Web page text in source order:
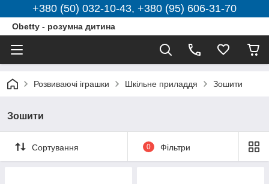
+380 (50) 032-10-43, +380 (95) 606-31-70
Obetty - розумна дитина
Розвиваючі іграшки Шкільне приладдя Зошити
Зошити
Сортування 0 Фільтри